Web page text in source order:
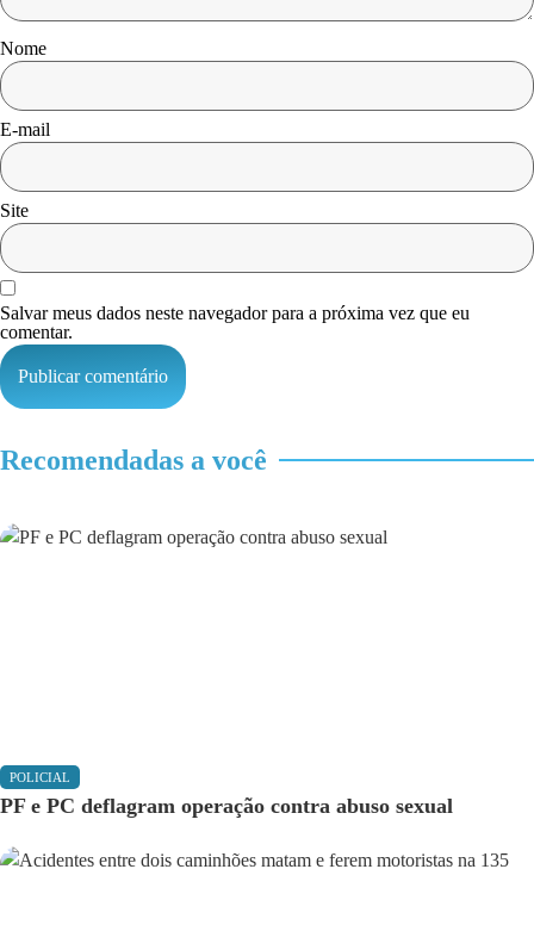
Nome
E-mail
Site
Salvar meus dados neste navegador para a próxima vez que eu
comentar.
Recomendadas a você
POLICIAL
PF e PC deflagram operação contra abuso sexual